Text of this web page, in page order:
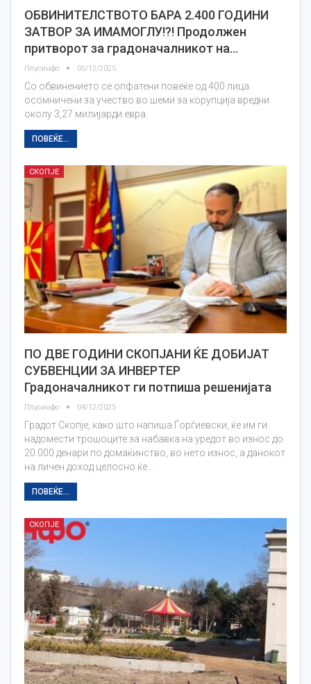
ОБВИНИТЕЛСТВОТО БАРА 2.400 ГОДИНИ
ЗАТВОР ЗА ИМАМОГЛУ!?! Продолжен
притворот за градоначалникот на…
Плусинфо 05/12/2025
Со обвинението се опфатени повеќе од 400 лица
осомничени за учество во шеми за корупција вредни
околу 3,27 милијарди евра.
ПОВЕЌЕ...
СКОПЈЕ
ПО ДВЕ ГОДИНИ СКОПЈАНИ ЌЕ ДОБИЈАТ
СУБВЕНЦИИ ЗА ИНВЕРТЕР
Градоначалникот ги потпиша решенијата
Плусинфо 04/12/2025
Градот Скопје, како што напиша Ѓорѓиевски, ќе им ги
надомести трошоците за набавка на уредот во износ до
20.000 денари по домаќинство, во нето износ, а данокот
на личен доход целосно ќе…
ПОВЕЌЕ...
СКОПЈЕ